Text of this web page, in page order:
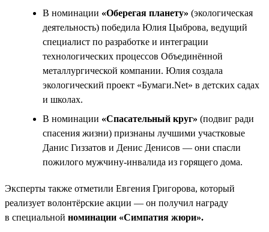
В номинации «Оберегая планету» (экологическая
деятельность) победила Юлия Цыброва, ведущий
специалист по разработке и интеграции
технологических процессов Объединённой
металлургической компании. Юлия создала
экологический проект «Бумаги.Net» в детских садах
и школах.
В номинации «Спасательный круг» (подвиг ради
спасения жизни) признаны лучшими участковые
Данис Гиззатов и Денис Денисов — они спасли
пожилого мужчину-инвалида из горящего дома.
Эксперты также отметили Евгения Григорова, который
реализует волонтёрские акции — он получил награду
в специальной номинации «Симпатия жюри».